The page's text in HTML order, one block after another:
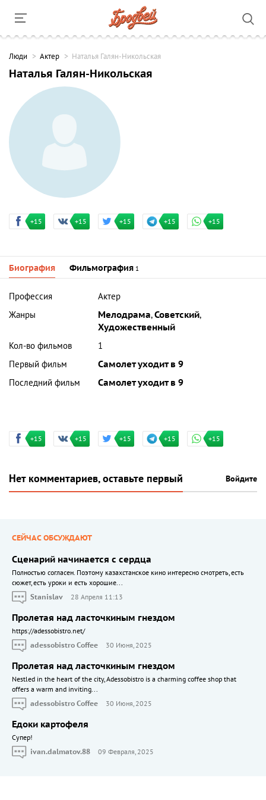
Люди Актер Наталья Галян-Никольская
Наталья Галян-Никольская
+15 +15 +15 +15 +15
Биография Фильмография 1
Профессия
Актер
Жанры
Мелодрама,Советский,
Художественный
Кол-во фильмов
1
Первый фильм
Самолет уходит в 9
Последний фильм
Самолет уходит в 9
+15 +15 +15 +15 +15
Нет комментариев, оставьте первый Войдите
СЕЙЧАС ОБСУЖДАЮТ
Сценарий начинается с сердца
Полностью согласен. Поэтому казахстанское кино интересно смотреть, есть
сюжет, есть уроки и есть хорошие...
Stanislav
28 Апреля 11:13
Пролетая над ласточкиным гнездом
https://adessobistro.net/
adessobistro Coffee
30 Июня, 2025
Пролетая над ласточкиным гнездом
Nestled in the heart of the city, Adessobistro is a charming coffee shop that
offers a warm and inviting...
adessobistro Coffee
30 Июня, 2025
Едоки картофеля
Cупер!
ivan.dalmatov.88
09 Февраля, 2025